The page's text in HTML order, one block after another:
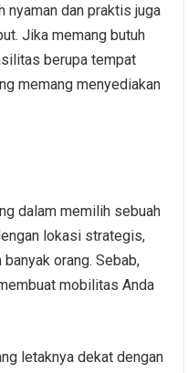
nyaman dan praktis juga
Jika memang butuh
berupa tempat
memang menyediakan
dalam memilih sebuah
lokasi strategis,
orang. Sebab,
mobilitas Anda
letaknya dekat dengan